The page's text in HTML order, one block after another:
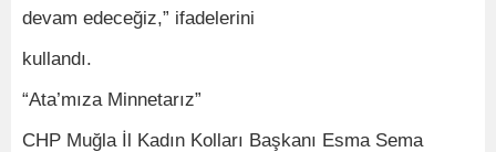
devam edeceğiz,” ifadelerini
kullandı.
“Ata’mıza Minnetarız”
CHP Muğla İl Kadın Kolları Başkanı Esma Sema